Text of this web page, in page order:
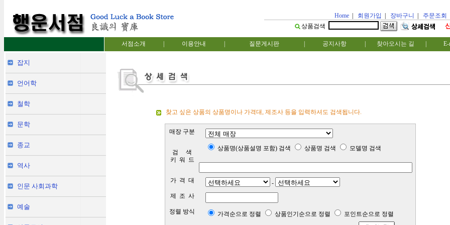
Home 회원가입 장바구니 주문조회
상품검색
서점소개 이용안내 질문게시판 공지사항 찾아오시는 길
잡지
언어학
철학
문학
종교
역사
인문 사회과학
예술
찾고 싶은 상품의 상품명이나 가격대, 제조사 등을 입력하셔도 검색됩니다.
매장 구분
검 색
키 워 드
상품명(상품설명 포함) 검색 상품명 검색 모델명 검색
가 격 대
-
제 조 사
정렬 방식 가격순으로 정렬 상품인기순으로 정렬 포인트순으로 정렬